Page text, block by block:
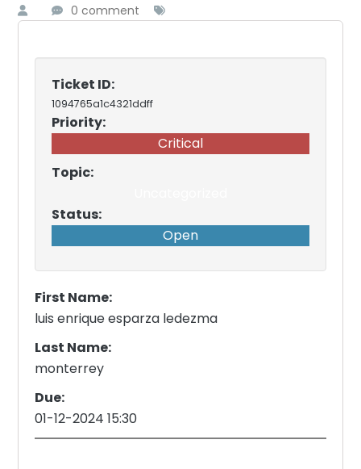
0 comment
Ticket ID:
1094765a1c4321ddff
Priority:
Critical
Topic:
Status:
Open
First Name:
luis enrique esparza ledezma
Last Name:
monterrey
Due:
01-12-2024 15:30